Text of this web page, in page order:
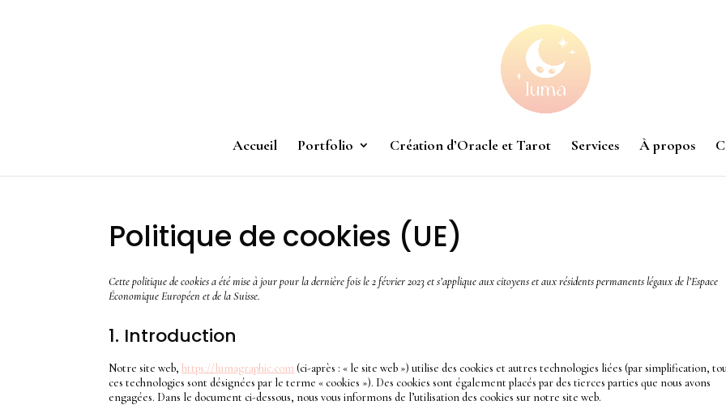
Accueil Portfolio Création d’Oracle et Tarot Services À propos
Politique de cookies (UE)
Cette politique de cookies a été mise à jour pour la dernière fois le 2 février 2023 et s’applique aux citoyens et aux résidents permanents légaux de l’Espace
Économique Européen et de la Suisse.
1. Introduction
Notre site web, https://lumagraphic.com (ci-après : « le site web ») utilise des cookies et autres technologies liées (par simplification,
ces technologies sont désignées par le terme « cookies »). Des cookies sont également placés par des tierces parties que nous avons
engagées. Dans le document ci-dessous, nous vous informons de l’utilisation des cookies sur notre site web.